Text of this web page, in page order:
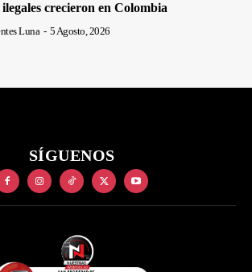
crecieron en Colombia
Luna - 5 Agosto, 2026
SÍGUENOS